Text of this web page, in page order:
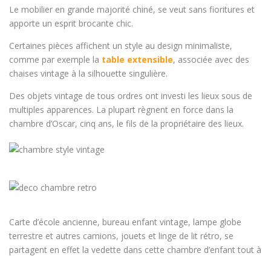
Le mobilier en grande majorité chiné, se veut sans fioritures et
apporte un esprit brocante chic.
Certaines pièces affichent un style au design minimaliste,
comme par exemple la table extensible, associée avec des
chaises vintage à la silhouette singulière.
Des objets vintage de tous ordres ont investi les lieux sous de
multiples apparences. La plupart règnent en force dans la
chambre d’Oscar, cinq ans, le fils de la propriétaire des lieux.
Carte d’école ancienne, bureau enfant vintage, lampe globe
terrestre et autres camions, jouets et linge de lit rétro, se
partagent en effet la vedette dans cette chambre d’enfant tout à